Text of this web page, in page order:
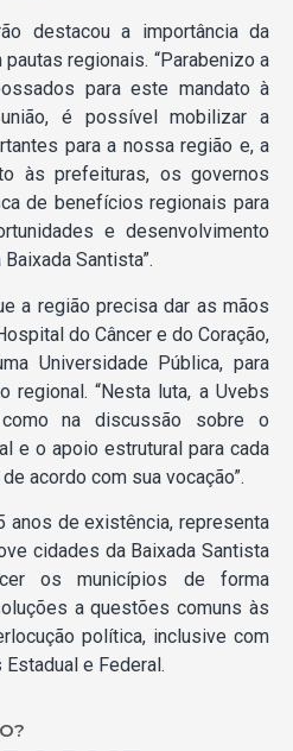
destacou a importância da
regionais. “Parabenizo a
para este mandato à
é possível mobilizar a
para a nossa região e, a
às prefeituras, os governos
de benefícios regionais para
e desenvolvimento
Santista”.
a região precisa dar as mãos
do Câncer e do Coração,
Universidade Pública, para
regional. “Nesta luta, a Uvebs
na discussão sobre o
e o apoio estrutural para cada
acordo com sua vocação”.
anos de existência, representa
cidades da Baixada Santista
os municípios de forma
a questões comuns às
política, inclusive com
e Federal.